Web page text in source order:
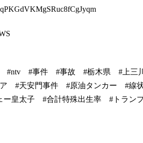
#事件 #事故 #栃木県 #上三
#天安門事件 #原油タンカー #
皇太子 #合計特殊出生率 #トラン